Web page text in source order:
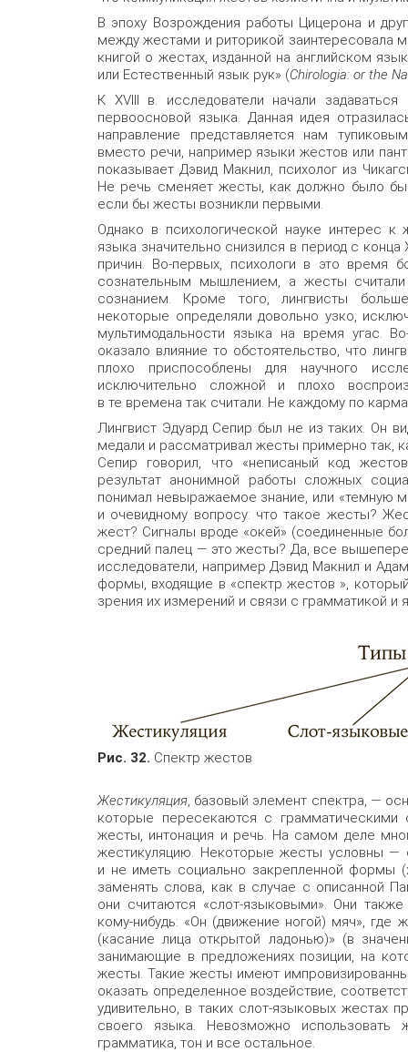
В эпоху Возрождения работы Цицерона и
между жестами и риторикой заинтересовала
книгой о жестах, изданной на английском
или Естественный язык рук» (Chirologia: or the
К XVIII в. исследователи начали
первоосновой языка. Данная идея
направление представляется нам
вместо речи, например языки жестов или
показывает Дэвид Макнил, психолог из
Не речь сменяет жесты, как должно было бы
если бы жесты возникли первыми.
Однако в психологической науке интерес
языка значительно снизился в период с
причин. Во-первых, психологи в это время
сознательным мышлением, а жесты
сознанием. Кроме того, лингвисты
некоторые определяли довольно узко,
мультимодальности языка на время угас.
оказало влияние то обстоятельство, что
плохо приспособлены для научного
исключительно сложной и плохо
в те времена так считали. Не каждому по
Лингвист Эдуард Сепир был не из таких. Он
медали и рассматривал жесты примерно так,
Сепир говорил, что «неписаный код
результат анонимной работы сложных
понимал невыражаемое знание, или «темную
и очевидному вопросу: что такое жесты?
жест? Сигналы вроде «окей» (соединенные
средний палец — это жесты? Да, все
исследователи, например Дэвид Макнил и
формы, входящие в «спектр жестов »,
зрения их измерений и связи с грамматикой и
Рис. 32. Спектр жестов
Жестикуляция, базовый элемент спектра, —
которые пересекаются с грамматическими
жесты, интонация и речь. На самом деле
жестикуляцию. Некоторые жесты условны —
и не иметь социально закрепленной формы
заменять слова, как в случае с описанной
они считаются «слот-языковыми». Они
кому-нибудь: «Он (движение ногой) мяч», где
(касание лица открытой ладонью)» (в
занимающие в предложениях позиции, на
жесты. Такие жесты имеют
оказать определенное воздействие,
удивительно, в таких слот-языковых жестах
своего языка. Невозможно
грамматика, тон и все остальное.